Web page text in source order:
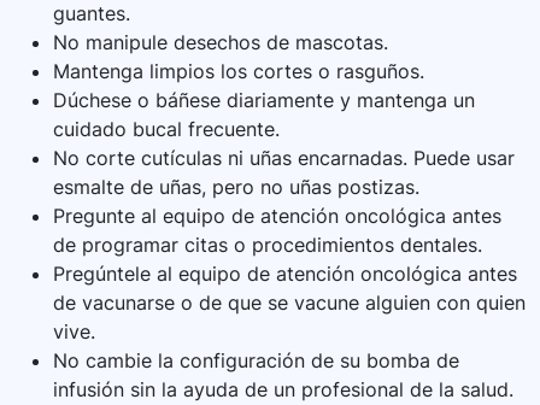
guantes.
No manipule desechos de mascotas.
Mantenga limpios los cortes o rasguños.
Dúchese o báñese diariamente y mantenga un
cuidado bucal frecuente.
No corte cutículas ni uñas encarnadas. Puede usar
esmalte de uñas, pero no uñas postizas.
Pregunte al equipo de atención oncológica antes
de programar citas o procedimientos dentales.
Pregúntele al equipo de atención oncológica antes
de vacunarse o de que se vacune alguien con quien
vive.
No cambie la configuración de su bomba de
infusión sin la ayuda de un profesional de la salud.